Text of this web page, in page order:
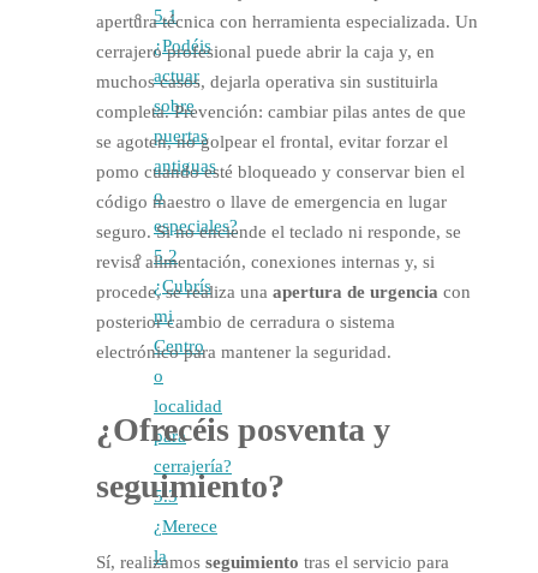
5.1
¿Podéis
actuar
sobre
puertas
antiguas
o
especiales?
5.2
¿Cubrís
mi
Centro
o
localidad
para
cerrajería?
5.3
¿Merece
la
apertura técnica con herramienta especializada. Un
cerrajero profesional puede abrir la caja y, en
muchos casos, dejarla operativa sin sustituirla
completa. Prevención: cambiar pilas antes de que
se agoten, no golpear el frontal, evitar forzar el
pomo cuando esté bloqueado y conservar bien el
código maestro o llave de emergencia en lugar
seguro. Si no enciende el teclado ni responde, se
revisa alimentación, conexiones internas y, si
procede, se realiza una apertura de urgencia con
posterior cambio de cerradura o sistema
electrónico para mantener la seguridad.
¿Ofrecéis posventa y
seguimiento?
Sí, realizamos seguimiento tras el servicio para